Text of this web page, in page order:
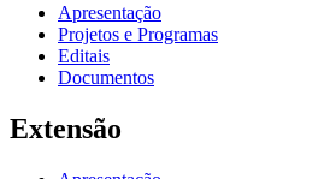
Apresentação
Projetos e Programas
Editais
Documentos
Extensão